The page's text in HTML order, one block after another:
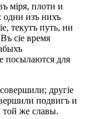
міря, плоти и
одни изъ нихъ
текутъ путь, ни
сіе время
посылаются для
другіе
подвигъ и
той же славы.